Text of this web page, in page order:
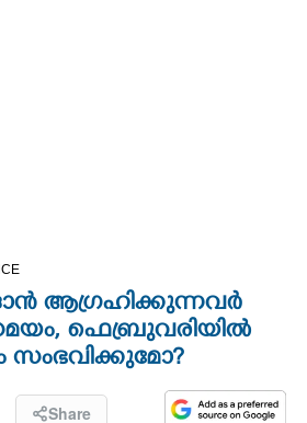
ആഗ്രഹിക്കുന്നവർ
ഫെബ്രുവരിയിൽ
സംഭവിക്കുമോ?
Share